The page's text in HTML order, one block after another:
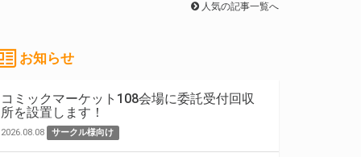
人気の記事一覧へ
お知らせ
コミックマーケット108会場に委託受付回収
所を設置します！
2026.08.08 サークル様向け